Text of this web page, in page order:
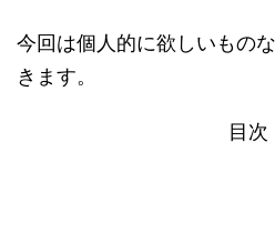
今回は個人的に欲しいもの
きます。
目次